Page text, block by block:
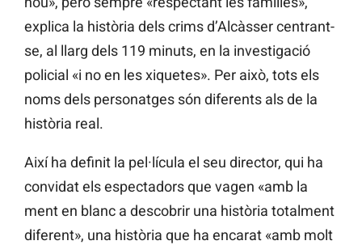
explica la història dels crims d’Alcàsser centrant-
se, al llarg dels 119 minuts, en la investigació
policial «i no en les xiquetes». Per això, tots els
noms dels personatges són diferents als de la
història real.
Així ha definit la pel·lícula el seu director, qui ha
convidat els espectadors que vagen «amb la
ment en blanc a descobrir una història totalment
diferent», una història que ha encarat «amb molt